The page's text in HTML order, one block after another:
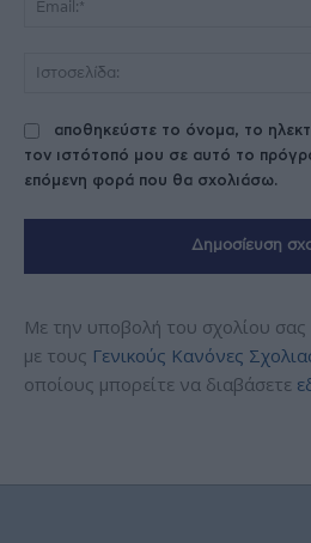
αποθηκεύστε το όνομα, το
τον ιστότοπό μου σε αυτό το
επόμενη φορά που θα σχολιάσω.
Με την υποβολή του σχολίου
με τους Γενικούς Κανόνες
οποίους μπορείτε να διαβάσετε